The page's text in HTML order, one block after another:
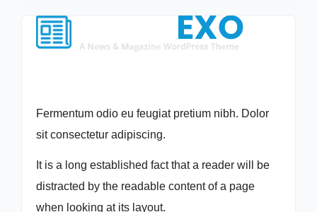
Fermentum odio eu feugiat pretium nibh. Dolor
sit consectetur adipiscing.
It is a long established fact that a reader will be
distracted by the readable content of a page
when looking at its layout.